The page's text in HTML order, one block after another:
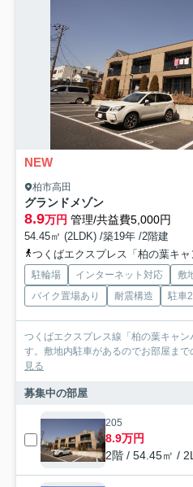
NEW
柏市高田
グランドメゾン
8.9万円 管理/共益費5,000円
54.45㎡ (2LDK) /築19年 /2階建
つくばエクスプレス「柏の葉キ
駐輪場 インターネット対応
敷
バイク置場あり
耐震構造 駐車
つくばエクスプレス線「柏の葉キャ
す。敷地内駐車があるのでお部屋ま
見る
募集中の部屋
205
8.9万円
2階 / 54.45㎡ /